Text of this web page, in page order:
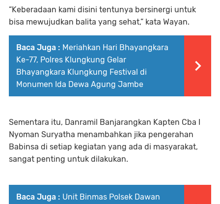
“Keberadaan kami disini tentunya bersinergi untuk
bisa mewujudkan balita yang sehat,” kata Wayan.
Baca Juga : Meriahkan Hari Bhayangkara
Ke-77, Polres Klungkung Gelar
Bhayangkara Klungkung Festival di
Monumen Ida Dewa Agung Jambe
Sementara itu, Danramil Banjarangkan Kapten Cba I
Nyoman Suryatha menambahkan jika pengerahan
Babinsa di setiap kegiatan yang ada di masyarakat,
sangat penting untuk dilakukan.
Baca Juga : Unit Binmas Polsek Dawan